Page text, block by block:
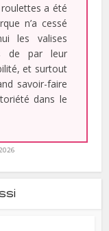
a été
n’a cessé
les valises
de par leur
et surtout
savoir-faire
dans le